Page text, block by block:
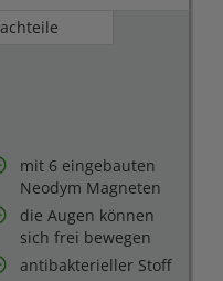
mit 6 eingebauten
Neodym Magneten
die Augen können
sich frei bewegen
antibakterieller Stoff